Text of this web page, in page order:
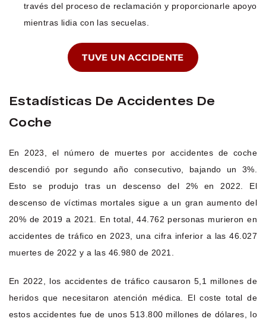
través del proceso de reclamación y proporcionarle apoyo
mientras lidia con las secuelas.
TUVE UN ACCIDENTE
Estadísticas De Accidentes De
Coche
En 2023, el número de muertes por accidentes de coche
descendió por segundo año consecutivo, bajando un 3%.
Esto se produjo tras un descenso del 2% en 2022. El
descenso de víctimas mortales sigue a un gran aumento del
20% de 2019 a 2021. En total, 44.762 personas murieron en
accidentes de tráfico en 2023, una cifra inferior a las 46.027
muertes de 2022 y a las 46.980 de 2021.
En 2022, los accidentes de tráfico causaron 5,1 millones de
heridos que necesitaron atención médica. El coste total de
estos accidentes fue de unos 513.800 millones de dólares, lo